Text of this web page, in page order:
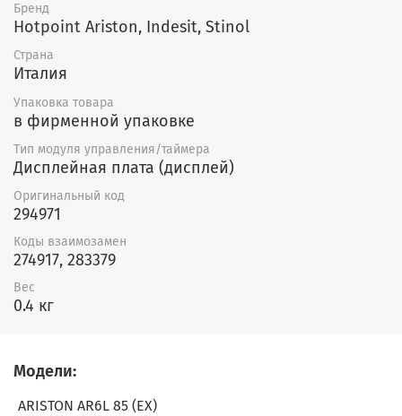
Бренд
Hotpoint Ariston, Indesit, Stinol
Страна
Италия
Упаковка товара
в фирменной упаковке
Тип модуля управления/таймера
Дисплейная плата (дисплей)
Оригинальный код
294971
Коды взаимозамен
274917, 283379
Вес
0.4 кг
Модели:
ARISTON AR6L 85 (EX)